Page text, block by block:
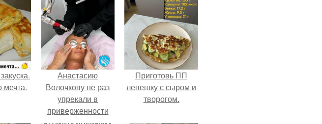
мечта.
Анастасию
Волочкову не раз
упрекали в
приверженности
Приготовь ПП
лепешку с сыром и
творогом.